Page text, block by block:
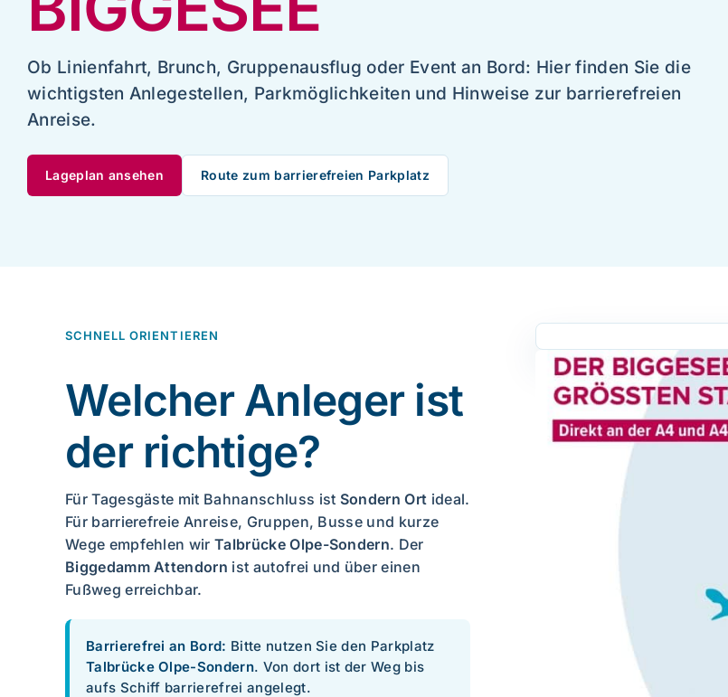
Ob Linienfahrt, Brunch, Gruppenausflug oder Event an Bord: Hier finden Sie die
wichtigsten Anlegestellen, Parkmöglichkeiten und Hinweise zur barrierefreien
Anreise.
Lageplan ansehen Route zum barrierefreien Parkplatz
SCHNELL ORIENTIEREN
Welcher Anleger ist
der richtige?
Für Tagesgäste mit Bahnanschluss ist Sondern Ort ideal.
Für barrierefreie Anreise, Gruppen, Busse und kurze
Wege empfehlen wirTalbrücke Olpe-Sondern. Der
Biggedamm Attendorn ist autofrei und über einen
Fußweg erreichbar.
Barrierefrei an Bord: Bitte nutzen Sie den Parkplatz
Talbrücke Olpe-Sondern. Von dort ist der Weg bis
aufs Schiff barrierefrei angelegt.
Schiff mieten
Gruppenangebote
Schnellkontakt